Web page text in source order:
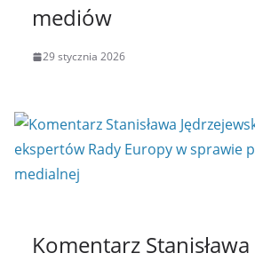
mediów
29 stycznia 2026
Komentarz Stanisława